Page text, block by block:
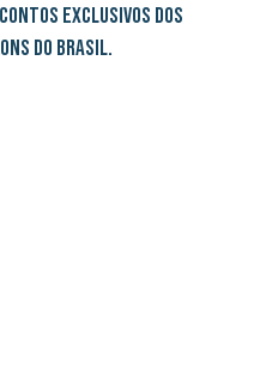
EXCLUSIVOS DOS
DO BRASIL.